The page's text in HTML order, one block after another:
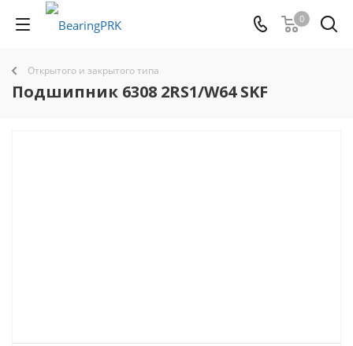
0
Открытого и закрытого типа
Подшипник 6308 2RS1/W64 SKF